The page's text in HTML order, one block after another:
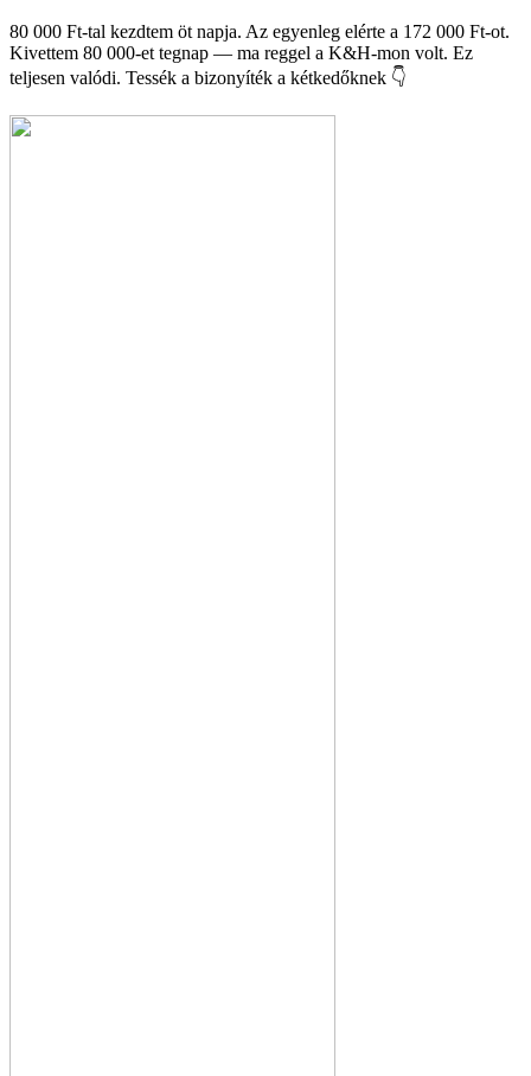
80 000 Ft-tal kezdtem öt napja. Az egyenleg elérte a 172 000 Ft-ot.
Kivettem 80 000-et tegnap — ma reggel a K&H-mon volt. Ez
teljesen valódi. Tessék a bizonyíték a kétkedőknek 👇